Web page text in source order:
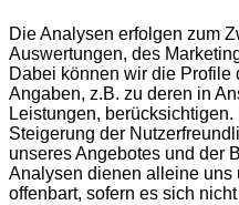
Die Analysen erfolgen zum
Auswertungen, des
Dabei können wir die Profile
Angaben, z.B. zu deren in
Leistungen,
Steigerung der
unseres Angebotes und der
Analysen dienen alleine uns
offenbart, sofern es sich